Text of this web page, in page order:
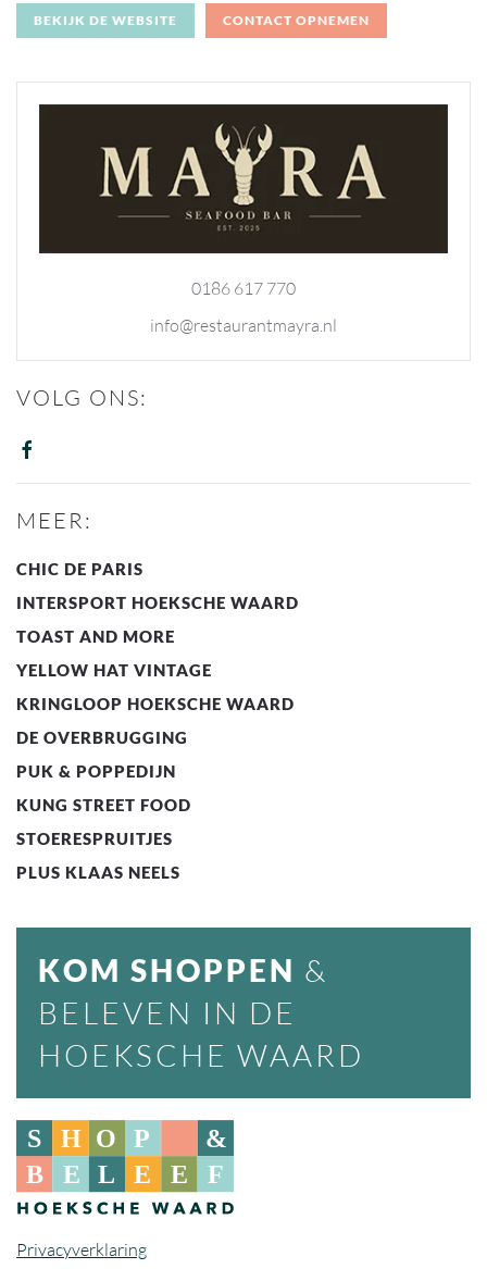
BEKIJK DE WEBSITE CONTACT OPNEMEN
0186 617 770
info@restaurantmayra.nl
VOLG ONS:
MEER:
CHIC DE PARIS
INTERSPORT HOEKSCHE WAARD
TOAST AND MORE
YELLOW HAT VINTAGE
KRINGLOOP HOEKSCHE WAARD
DE OVERBRUGGING
PUK & POPPEDIJN
KUNG STREET FOOD
STOERESPRUITJES
PLUS KLAAS NEELS
KOM SHOPPEN &
BELEVEN IN DE
HOEKSCHE WAARD
Privacyverklaring